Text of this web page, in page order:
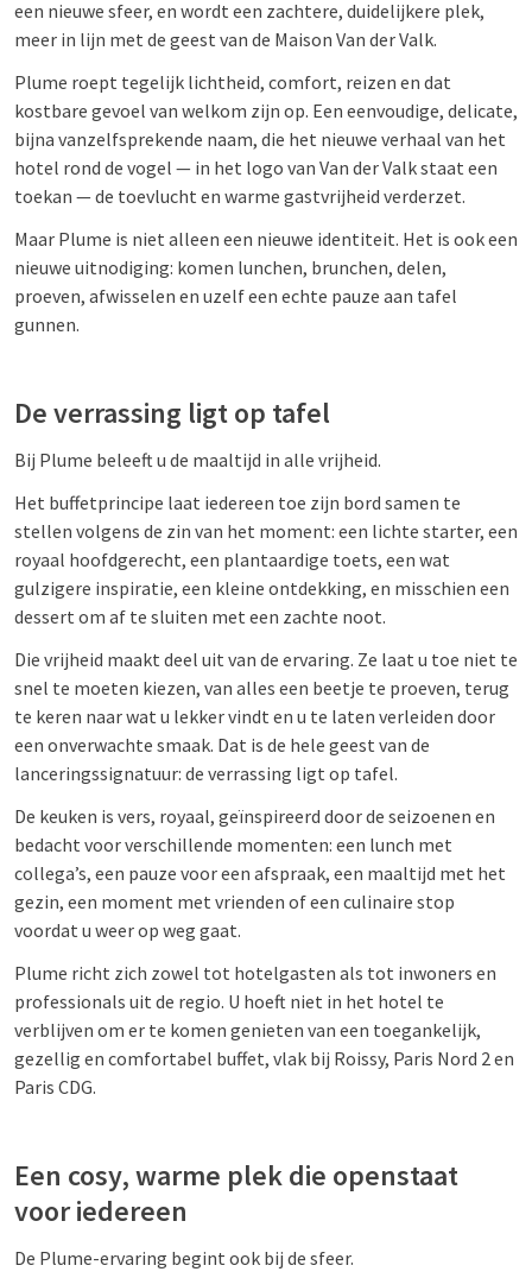
een nieuwe sfeer, en wordt een zachtere, duidelijkere plek,
meer in lijn met de geest van de Maison Van der Valk.
Plume roept tegelijk lichtheid, comfort, reizen en dat
kostbare gevoel van welkom zijn op. Een eenvoudige, delicate,
bijna vanzelfsprekende naam, die het nieuwe verhaal van het
hotel rond de vogel — in het logo van Van der Valk staat een
toekan — de toevlucht en warme gastvrijheid verderzet.
Maar Plume is niet alleen een nieuwe identiteit. Het is ook een
nieuwe uitnodiging: komen lunchen, brunchen, delen,
proeven, afwisselen en uzelf een echte pauze aan tafel
gunnen.
De verrassing ligt op tafel
Bij Plume beleeft u de maaltijd in alle vrijheid.
Het buffetprincipe laat iedereen toe zijn bord samen te
stellen volgens de zin van het moment: een lichte starter, een
royaal hoofdgerecht, een plantaardige toets, een wat
gulzigere inspiratie, een kleine ontdekking, en misschien een
dessert om af te sluiten met een zachte noot.
Die vrijheid maakt deel uit van de ervaring. Ze laat u toe niet te
snel te moeten kiezen, van alles een beetje te proeven, terug
te keren naar wat u lekker vindt en u te laten verleiden door
een onverwachte smaak. Dat is de hele geest van de
lanceringssignatuur: de verrassing ligt op tafel.
De keuken is vers, royaal, geïnspireerd door de seizoenen en
bedacht voor verschillende momenten: een lunch met
collega’s, een pauze voor een afspraak, een maaltijd met het
gezin, een moment met vrienden of een culinaire stop
voordat u weer op weg gaat.
Plume richt zich zowel tot hotelgasten als tot inwoners en
professionals uit de regio. U hoeft niet in het hotel te
verblijven om er te komen genieten van een toegankelijk,
gezellig en comfortabel buffet, vlak bij Roissy, Paris Nord 2 en
Paris CDG.
Een cosy, warme plek die openstaat
voor iedereen
De Plume-ervaring begint ook bij de sfeer.